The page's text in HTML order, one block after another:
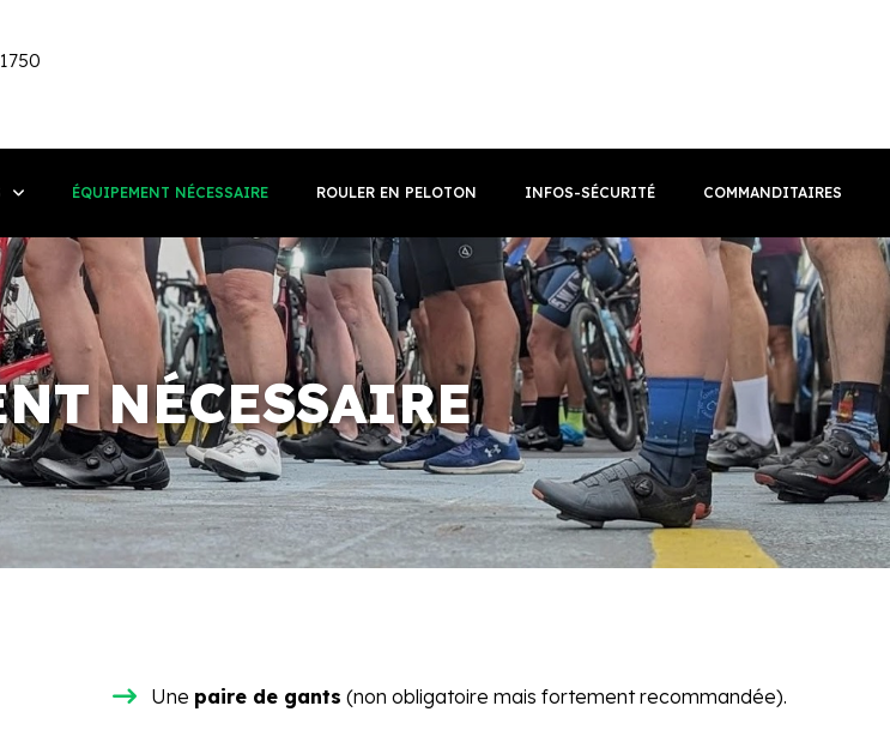
ÉQUIPEMENT NÉCESSAIRE ROULER EN PELOTON INFOS-SÉCURITÉ COMMANDITAIRES
NÉCESSAIRE
Une paire de gants (non obligatoire mais fortement recommandée).